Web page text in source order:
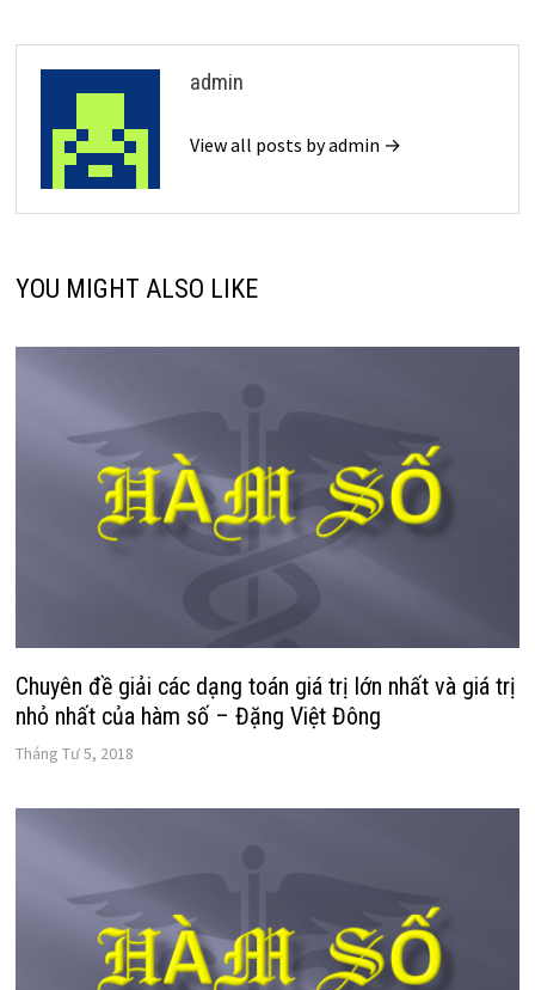
admin
View all posts by admin →
YOU MIGHT ALSO LIKE
Chuyên đề giải các dạng toán giá trị lớn nhất và giá trị
nhỏ nhất của hàm số – Đặng Việt Đông
Tháng Tư 5, 2018